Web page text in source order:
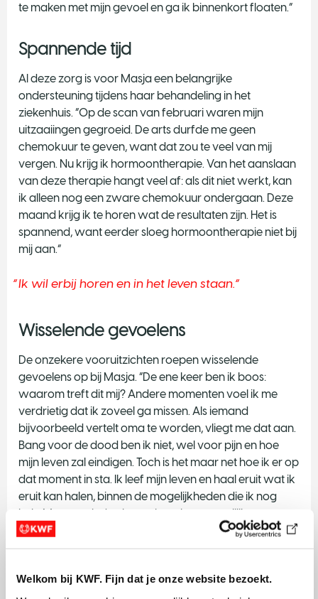
Welkom bij KWF. Fijn dat je onze website bezoekt.
te maken met mijn gevoel en ga ik binnenkort floaten.”
Spannende tijd
Al deze zorg is voor Masja een belangrijke
ondersteuning tijdens haar behandeling in het
ziekenhuis. “Op de scan van februari waren mijn
uitzaaiingen gegroeid. De arts durfde me geen
chemokuur te geven, want dat zou te veel van mij
vergen. Nu krijg ik hormoontherapie. Van het aanslaan
van deze therapie hangt veel af: als dit niet werkt, kan
ik alleen nog een zware chemokuur ondergaan. Deze
maand krijg ik te horen wat de resultaten zijn. Het is
spannend, want eerder sloeg hormoontherapie niet bij
mij aan.”
Ik wil erbij horen en in het leven staan.
Wisselende gevoelens
De onzekere vooruitzichten roepen wisselende
gevoelens op bij Masja. “De ene keer ben ik boos:
waarom treft dit mij? Andere momenten voel ik me
verdrietig dat ik zoveel ga missen. Als iemand
bijvoorbeeld vertelt oma te worden, vliegt me dat aan.
Bang voor de dood ben ik niet, wel voor pijn en hoe
mijn leven zal eindigen. Toch is het maar net hoe ik er op
dat moment in sta. Ik leef mijn leven en haal eruit wat ik
eruit kan halen, binnen de mogelijkheden die ik nog
heb. Mensen vinden het ook weleens moeilijk om te
praten met mij. Als ik dat merk, zeg ik: daarmee
ontneem je mij juist de verhalen die er voor mij toe